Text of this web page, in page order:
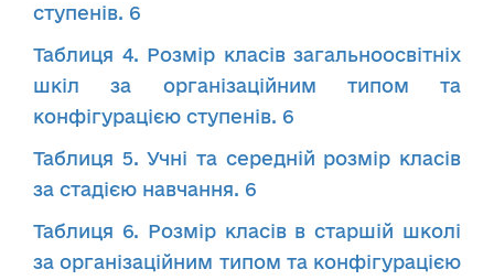
ступенів. 6
Таблиця 4. Розмір класів загальноосвітніх
шкіл за організаційним типом та
конфігурацією ступенів. 6
Таблиця 5. Учні та середній розмір класів
за стадією навчання. 6
Таблиця 6. Розмір класів в старшій школі
за організаційним типом та конфігурацією